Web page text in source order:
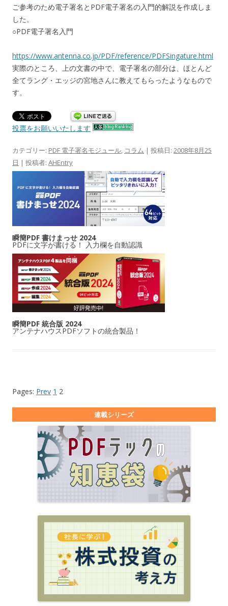
ご参考のため電子署名とPDF電子署名の入門的解説を作成しま
した。
○PDF電子署名入門
https://www.antenna.co.jp/PDF/reference/PDFSingature.html
実際のところ、上の文書の中で、電子署名の部分は、ほとんど
全てラング・エッジの宮地さんに教えてもらったようなもので
す。
投票をお願いいたします
カテゴリー: PDF 電子署名モジュール コラム | 投稿日: 2008年8月25
日 | 投稿者: AHEntry
瞬簡PDF 書けまっせ 2024
PDFに文字が書ける！ 入力欄を自動認識
瞬簡PDF 統合版 2024
アンテナハウスPDFソフトの統合製品！
Pages: Prev 1 2
連載シリーズ